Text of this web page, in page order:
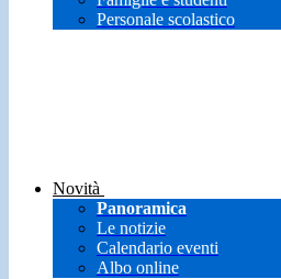
Personale scolastico
Novità
Panoramica
Le notizie
Calendario eventi
Albo online